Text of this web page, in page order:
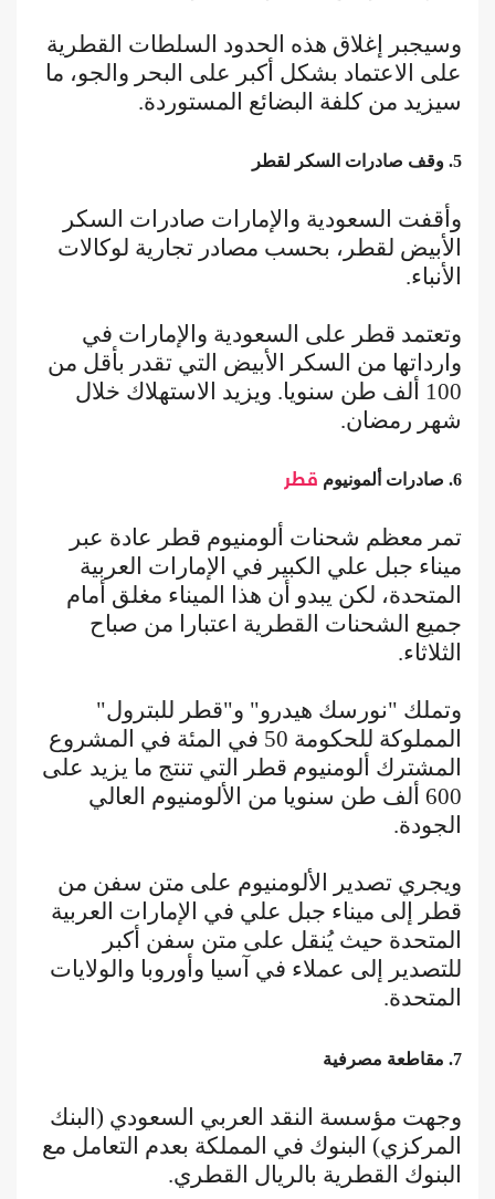
وسيجبر إغلاق هذه الحدود السلطات القطرية
على الاعتماد بشكل أكبر على البحر والجو، ما
سيزيد من كلفة البضائع المستوردة.
5. وقف صادرات السكر لقطر
وأقفت السعودية والإمارات صادرات السكر
الأبيض لقطر، بحسب مصادر تجارية لوكالات
الأنباء.
وتعتمد قطر على السعودية والإمارات في
وارداتها من السكر الأبيض التي تقدر بأقل من
100 ألف طن سنويا. ويزيد الاستهلاك خلال
شهر رمضان.
6. صادرات ألمونيوم قطر
تمر معظم شحنات ألومنيوم قطر عادة عبر
ميناء جبل علي الكبير في الإمارات العربية
المتحدة، لكن يبدو أن هذا الميناء مغلق أمام
جميع الشحنات القطرية اعتبارا من صباح
الثلاثاء.
وتملك "نورسك هيدرو" و"قطر للبترول"
المملوكة للحكومة 50 في المئة في المشروع
المشترك ألومنيوم قطر التي تنتج ما يزيد على
600 ألف طن سنويا من الألومنيوم العالي
الجودة.
ويجري تصدير الألومنيوم على متن سفن من
قطر إلى ميناء جبل علي في الإمارات العربية
المتحدة حيث يُنقل على متن سفن أكبر
للتصدير إلى عملاء في آسيا وأوروبا والولايات
المتحدة.
7. مقاطعة مصرفية
وجهت مؤسسة النقد العربي السعودي (البنك
المركزي) البنوك في المملكة بعدم التعامل مع
البنوك القطرية بالريال القطري.